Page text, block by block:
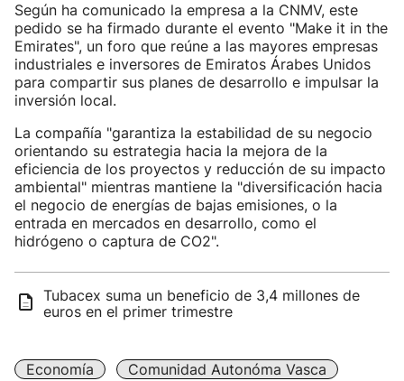
Según ha comunicado la empresa a la CNMV, este
pedido se ha firmado durante el evento "Make it in the
Emirates", un foro que reúne a las mayores empresas
industriales e inversores de Emiratos Árabes Unidos
para compartir sus planes de desarrollo e impulsar la
inversión local.
La compañía "garantiza la estabilidad de su negocio
orientando su estrategia hacia la mejora de la
eficiencia de los proyectos y reducción de su impacto
ambiental" mientras mantiene la "diversificación hacia
el negocio de energías de bajas emisiones, o la
entrada en mercados en desarrollo, como el
hidrógeno o captura de CO2".
Tubacex suma un beneficio de 3,4 millones de
euros en el primer trimestre
Economía
Comunidad Autonóma Vasca